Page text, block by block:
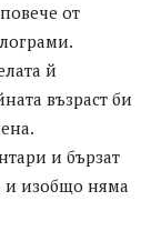
от
й
възраст би
и бързат
и изобщо няма